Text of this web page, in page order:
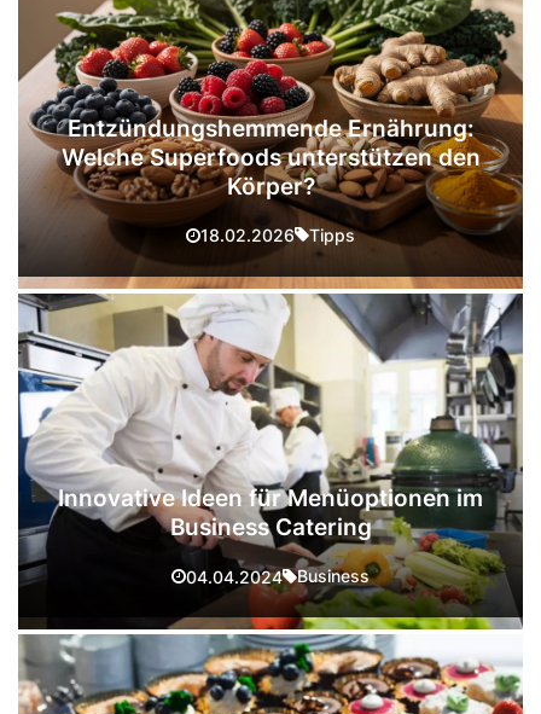
Entzündungshemmende Ernährung:
Welche Superfoods unterstützen den
Körper?
18.02.2026 Tipps
Innovative Ideen für Menüoptionen im
Business Catering
04.04.2024 Business